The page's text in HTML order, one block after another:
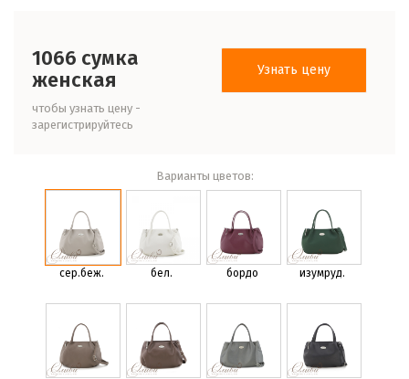
1066 сумка
женская
чтобы узнать цену -
зарегистрируйтесь
Узнать цену
Варианты цветов:
сер.беж. бел. бордо изумруд.